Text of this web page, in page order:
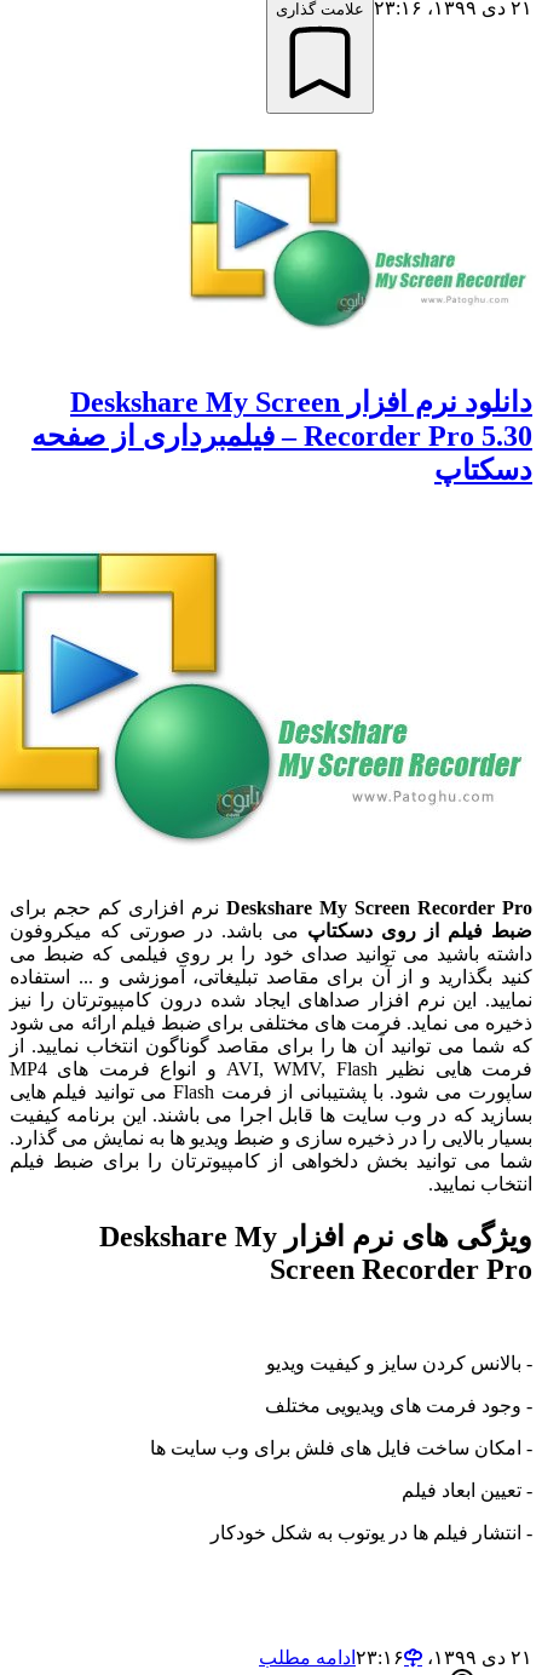
علامت گذاری
دانلود نرم افزار Deskshare My Screen
Recorder Pro 5.30 – فیلمبرداری از صفحه
Deskshare My Screenنرم افزاری کم حجم برای
از روی دسکتاپمی باشد. در صورتی که میکروفون
باشید می توانید صدای خود را بر روی فیلمی که ضبط می
و از آن برای مقاصد تبلیغاتی، آموزشی و ... استفاده
این نرم افزار صداهای ایجاد شده درون کامپیوترتان را نیز
می نماید. فرمت های مختلفی برای ضبط فیلم ارائه می شود
می توانید آن ها را برای مقاصد گوناگون انتخاب نمایید. از
فرمت هایی نظیر AVI, WMV, Flash و انواع فرمت های MP4
ساپورت می شود. با پشتیبانی از فرمت Flash می توانید فیلم هایی
که در وب سایت ها قابل اجرا می باشند. این برنامه کیفیت
بالایی را در ذخیره سازی و ضبط ویدیو ها به نمایش می گذارد.
توانید بخش دلخواهی از کامپیوترتان را برای ضبط فیلم
نمایید.
ویژگی های نرم افزار Deskshare My
Screen
کردن سایز و کیفیت ویدیو
فرمت های ویدیویی مختلف
ساخت فایل های فلش برای وب سایت ها
ابعاد فیلم
فیلم ها در یوتوب به شکل خودکار
ادامه مطلب